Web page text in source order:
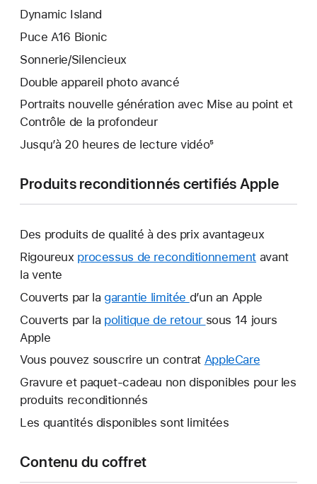
Dynamic Island
Puce A16 Bionic
Sonnerie/Silencieux
Double appareil photo avancé
Portraits nouvelle génération avec Mise au point et
Contrôle de la profondeur
Jusqu’à 20 heures de lecture vidéo⁵
Produits reconditionnés certifiés Apple
Des produits de qualité à des prix avantageux
Rigoureux processus de reconditionnement avant
la vente
Couverts par la garantie limitée Une
nouvelle
d’un an Apple
Couverts par la politique de retour Une
fenêtre
sous 14 jours
Apple
Vous pouvez souscrire un contrat AppleCare
nouvelle
Gravure et paquet-cadeau non disponibles pour les
produits reconditionnés
Les quantités disponibles sont limitées
Contenu du coffret